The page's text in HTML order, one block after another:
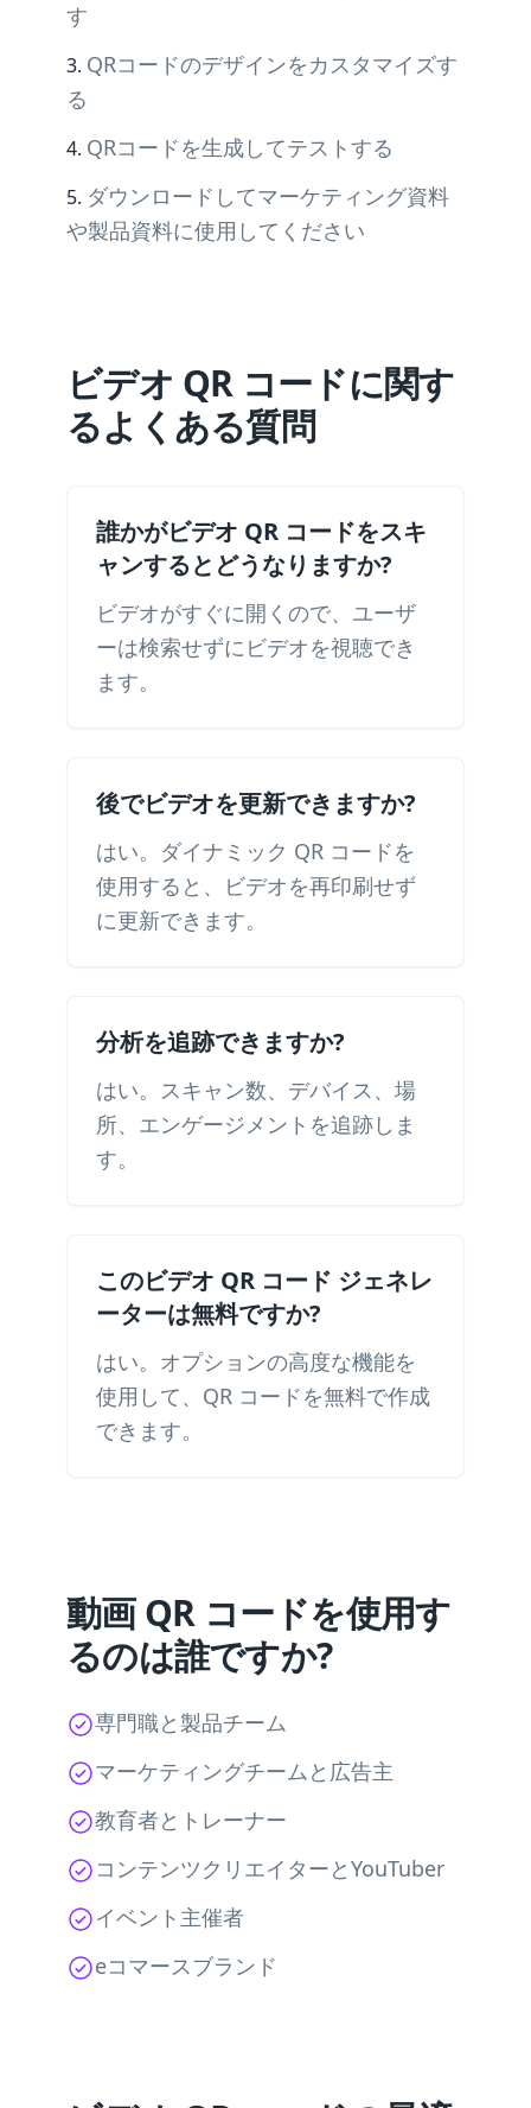
す
QRコードのデザインをカスタマイズす
る
QRコードを生成してテストする
ダウンロードしてマーケティング資料
や製品資料に使用してください
ビデオ QR コードに関す
るよくある質問
誰かがビデオ QR コードをスキ
ャンするとどうなりますか?
ビデオがすぐに開くので、ユーザ
ーは検索せずにビデオを視聴でき
ます。
後でビデオを更新できますか?
はい。ダイナミック QR コードを
使用すると、ビデオを再印刷せず
に更新できます。
分析を追跡できますか?
はい。スキャン数、デバイス、場
所、エンゲージメントを追跡しま
す。
このビデオ QR コード ジェネレ
ーターは無料ですか?
はい。オプションの高度な機能を
使用して、QR コードを無料で作成
できます。
動画 QR コードを使用す
るのは誰ですか?
専門職と製品チーム
マーケティングチームと広告主
教育者とトレーナー
コンテンツクリエイターとYouTuber
イベント主催者
eコマースブランド